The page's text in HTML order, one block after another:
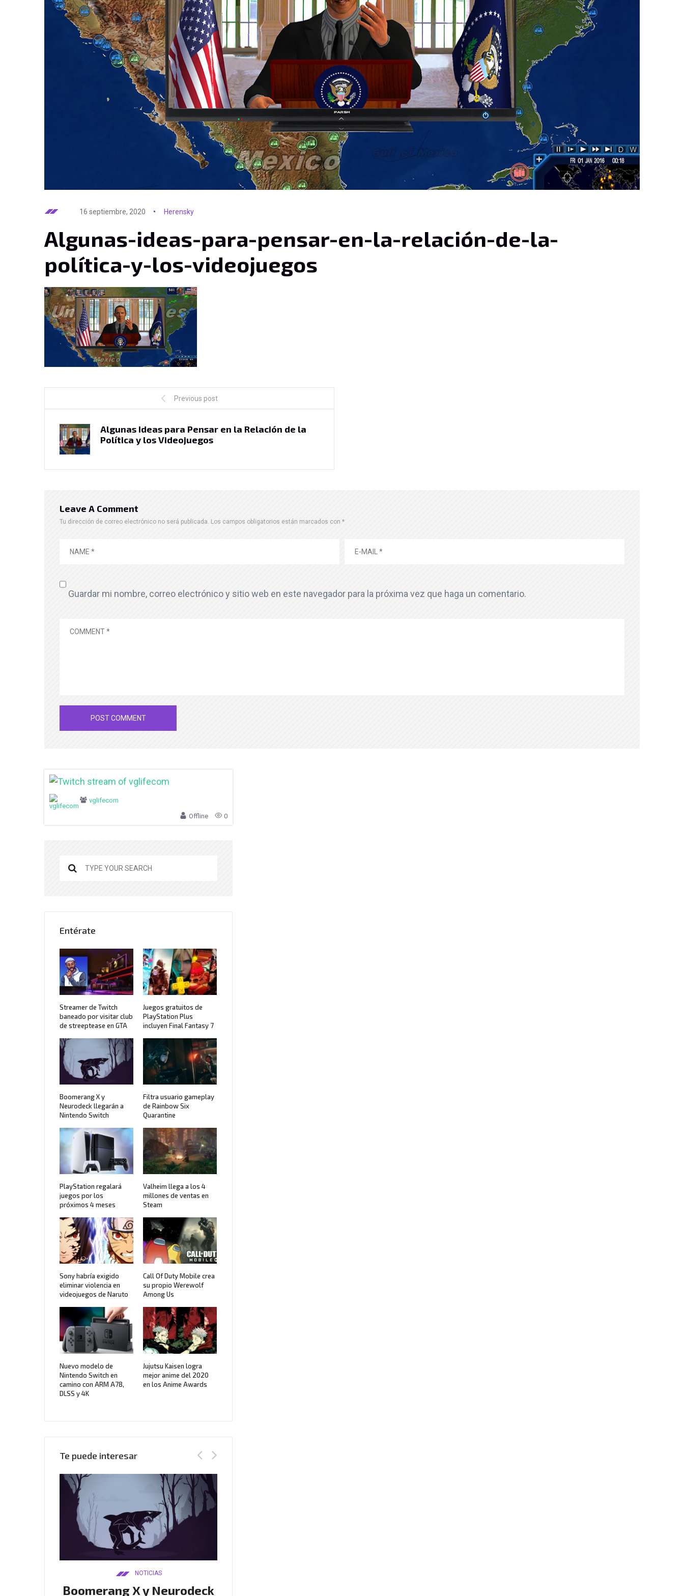
16 septiembre, 2020 Herensky
Algunas-ideas-para-pensar-en-la-relación-de-la-
política-y-los-videojuegos
Previous post
Algunas Ideas para Pensar en la Relación de la
Política y los Videojuegos
Leave A Comment
Tu dirección de correo electrónico no será publicada. Los campos obligatorios están marcados con *
Guardar mi nombre, correo electrónico y sitio web en este navegador para la próxima vez que haga un comentario.
vglifecom
Offline 0
Entérate
Streamer de Twitch
baneado por visitar club
de streeptease en GTA
Juegos gratuitos de
PlayStation Plus
incluyen Final Fantasy 7
Boomerang X y
Neurodeck llegarán a
Nintendo Switch
Filtra usuario gameplay
de Rainbow Six
Quarantine
PlayStation regalará
juegos por los
próximos 4 meses
Valheim llega a los 4
millones de ventas en
Steam
Sony habría exigido
eliminar violencia en
videojuegos de Naruto
Call Of Duty Mobile crea
su propio Werewolf
Among Us
Nuevo modelo de
Nintendo Switch en
camino con ARM A78,
DLSS y 4K
Jujutsu Kaisen logra
mejor anime del 2020
en los Anime Awards
Te puede interesar
NOTICIAS
Boomerang X y Neurodeck